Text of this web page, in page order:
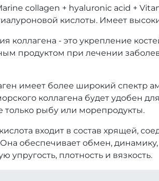
collagen + hyaluronic acid +
кислоты. Имеет
коллагена - это укрепление
продуктом при лечении
имеет более широкий спектр
коллагена будет удобен
только рыбу или морепродукты.
входит в состав хрящей,
Она обеспечивает обмен,
упругость, плотность и вязкость.